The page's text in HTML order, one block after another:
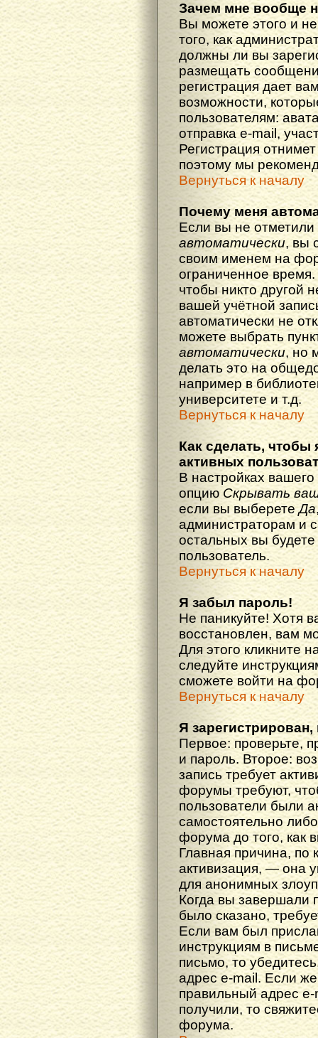
Зачем мне вообще
Вы можете этого и
того, как
должны ли вы
размещать
регистрация дает
возможности,
пользователям:
отправка e-mail,
Регистрация
поэтому мы
Вернуться к началу
Почему меня
Если вы не отметили
автоматически, вы
своим именем на
ограниченное
чтобы никто другой
вашей учётной
автоматически не
можете выбрать
автоматически, но
делать это на
например в
университете и т.д.
Вернуться к началу
Как сделать, чтобы
активных
В настройках
опцию Скрывать
если вы выберетеДа
администраторам и
остальных вы
пользователь.
Вернуться к началу
Я забыл пароль!
Не паникуйте! Хотя
восстановлен, вам
Для этого кликните
следуйте
сможете войти на
Вернуться к началу
Я
Первое: проверьте,
и пароль. Второе:
запись требует
форумы требуют,
пользователи были
самостоятельно
форума до того, как
Главная причина, по
активизация, — она
для анонимных
Когда вы завершали
было сказано,
Если вам был
инструкциям в
письмо, то
адрес e-mail. Если
правильный адрес
получили, то
форума.